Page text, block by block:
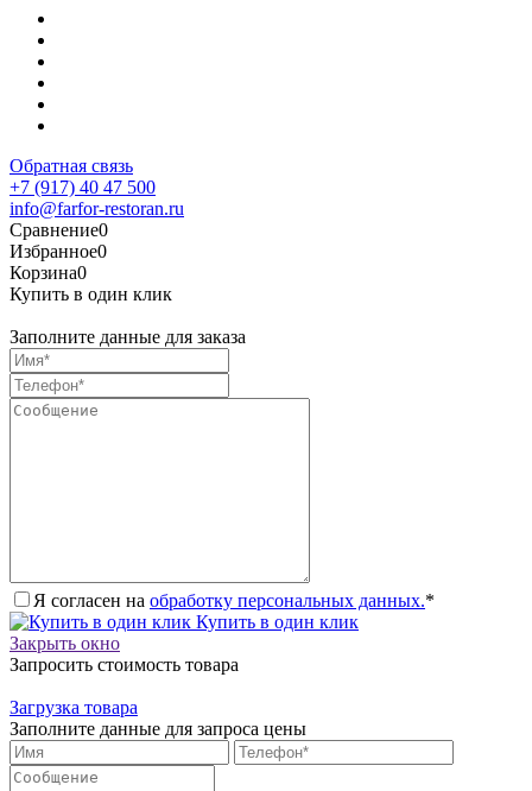
Обратная связь
+7 (917) 40 47 500
info@farfor-restoran.ru
Сравнение0
Избранное0
Корзина0
Купить в один клик
Заполните данные для заказа
Я согласен на обработку персональных данных.*
Купить в один клик
Закрыть окно
Запросить стоимость товара
Загрузка товара
Заполните данные для запроса цены